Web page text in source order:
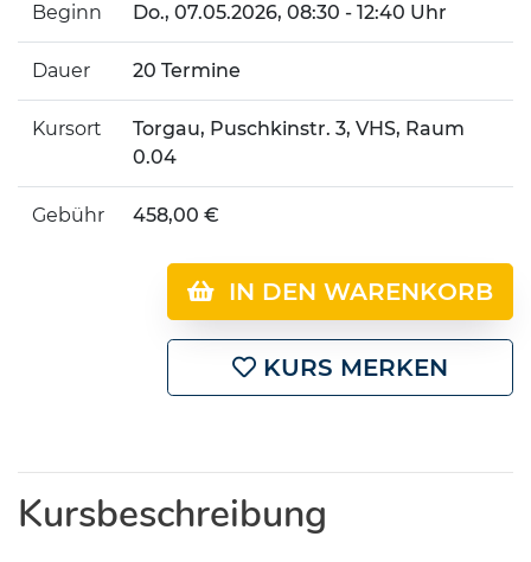
Beginn Do., 07.05.2026, 08:30 - 12:40 Uhr
Dauer 20 Termine
Kursort
Torgau, Puschkinstr. 3, VHS, Raum
0.04
Gebühr 458,00 €
IN DEN WARENKORB
KURS MERKEN
Kursbeschreibung